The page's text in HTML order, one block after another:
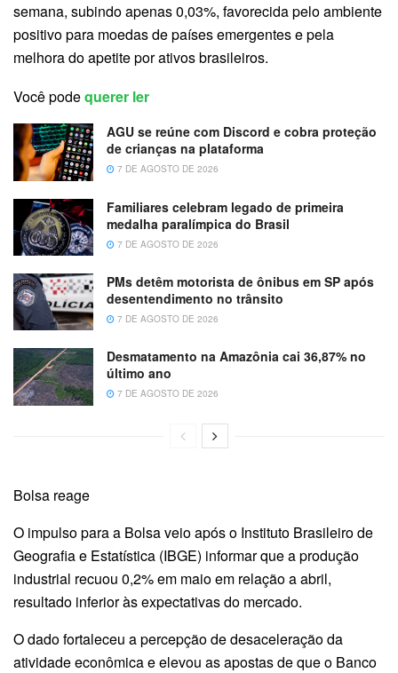
semana, subindo apenas 0,03%, favorecida pelo ambiente
positivo para moedas de países emergentes e pela
melhora do apetite por ativos brasileiros.
Você podequerer ler
AGU se reúne com Discord e cobra proteção
de crianças na plataforma
7 DE AGOSTO DE 2026
Familiares celebram legado de primeira
medalha paralímpica do Brasil
7 DE AGOSTO DE 2026
PMs detêm motorista de ônibus em SP após
desentendimento no trânsito
7 DE AGOSTO DE 2026
Desmatamento na Amazônia cai 36,87% no
último ano
7 DE AGOSTO DE 2026
Bolsa reage
O impulso para a Bolsa veio após o Instituto Brasileiro de
Geografia e Estatística (IBGE) informar que a produção
industrial recuou 0,2% em maio em relação a abril,
resultado inferior às expectativas do mercado.
O dado fortaleceu a percepção de desaceleração da
atividade econômica e elevou as apostas de que o Banco